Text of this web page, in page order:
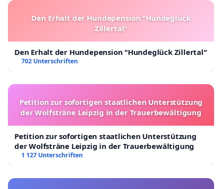
Den Erhalt der Hundepension "Hundeglück
Zillertal"
Den Erhalt der Hundepension "Hundeglück Zillertal"
702 Unterschriften
Petition zur sofortigen staatlichen Unterstützung
der Wolfsträne Leipzig in der Trauerbewältigung
Petition zur sofortigen staatlichen Unterstützung
der Wolfsträne Leipzig in der Trauerbewältigung
1 127 Unterschriften